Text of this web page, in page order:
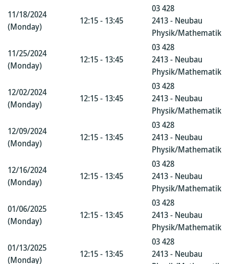
11/18/2024
(Monday)
12:15 - 13:45
03 428
2413 - Neubau
Physik/Mathematik
11/25/2024
(Monday)
12:15 - 13:45
03 428
2413 - Neubau
Physik/Mathematik
12/02/2024
(Monday)
12:15 - 13:45
03 428
2413 - Neubau
Physik/Mathematik
12/09/2024
(Monday)
12:15 - 13:45
03 428
2413 - Neubau
Physik/Mathematik
12/16/2024
(Monday)
12:15 - 13:45
03 428
2413 - Neubau
Physik/Mathematik
01/06/2025
(Monday)
12:15 - 13:45
03 428
2413 - Neubau
Physik/Mathematik
01/13/2025
(Monday)
12:15 - 13:45
03 428
2413 - Neubau